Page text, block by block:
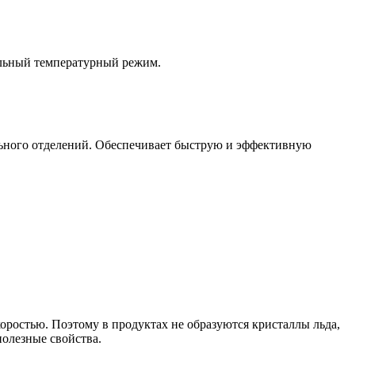
температурный режим.
отделений. Обеспечивает быструю и эффективную
Поэтому в продуктах не образуются кристаллы льда,
свойства.